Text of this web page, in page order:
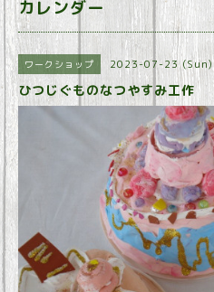
カレンダー
ワークショップ 2023-07-23 (Sun)
ひつじぐものなつやすみ工作